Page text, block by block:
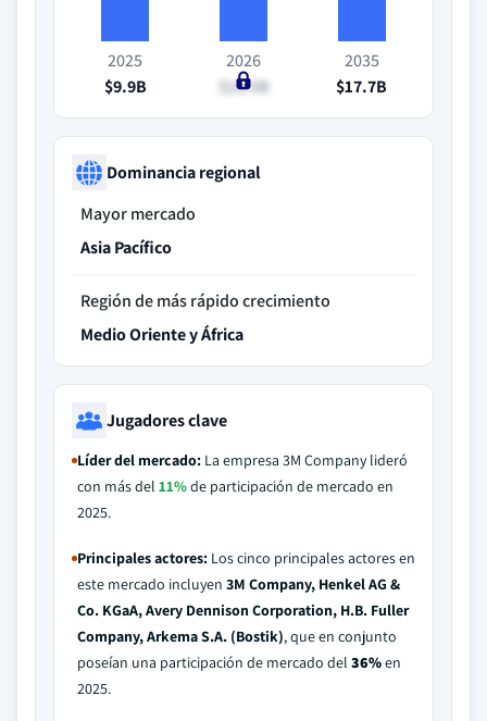
2025
$9.9B
2026
$10.5B
2035
$17.7B
Dominancia regional
Mayor mercado
Asia Pacífico
Región de más rápido crecimiento
Medio Oriente y África
Jugadores clave
Líder del mercado: La empresa 3M Company lideró
con más del 11%de participación de mercado en
2025.
Principales actores: Los cinco principales actores en
este mercado incluyen 3M Company, Henkel AG &
Co. KGaA, Avery Dennison Corporation, H.B. Fuller
Company, Arkema S.A. (Bostik), que en conjunto
poseían una participación de mercado del 36%en
2025.